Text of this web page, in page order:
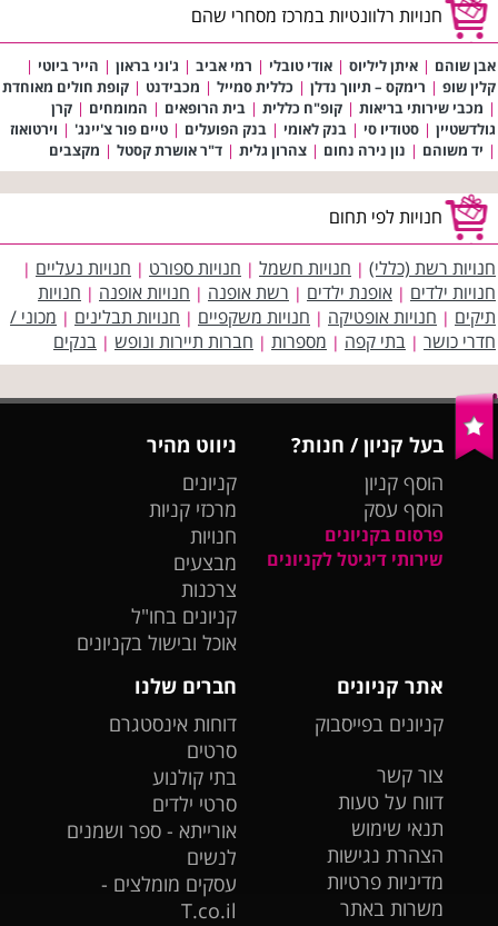
חנויות רלוונטיות במרכז מסחרי שהם
אבן שוהם | איתן ליליוס | אודי טובלי | רמי אביב | ג'וני בראון | הייר ביוטי |
קלין שופ | רימקס – תיווך נדלן | כללית סמייל | מכבידנט | קופת חולים מאוחדת
| מכבי שירותי בריאות | קופ"ח כללית | בית הרופאים | המומחים | קרן
גולדשטיין | סטודיו סי | בנק לאומי | בנק הפועלים | טיים פור צ'יינג' | וירטואוז
| יד משוהם | נון נירה נחום | צהרון גלית | ד"ר אושרת קסטל | מקצבים
חנויות לפי תחום
חנויות רשת (כללי) | חנויות חשמל | חנויות ספורט | חנויות נעליים |
חנויות ילדים | אופנת ילדים | רשת אופנה | חנויות אופנה | חנויות
תיקים | חנויות אופטיקה | חנויות משקפיים | חנויות תבלינים | מכוני /
חדרי כושר | בתי קפה | מספרות | חברות תיירות ונופש | בנקים
בעל קניון / חנות?
הוסף קניון
הוסף עסק
פרסום בקניונים
שירותי דיגיטל לקניונים
ניווט מהיר
קניונים
מרכזי קניות
חנויות
מבצעים
צרכנות
קניונים בחו"ל
אוכל ובישול בקניונים
אתר קניונים
קניונים בפייסבוק
צור קשר
דווח על טעות
תנאי שימוש
הצהרת נגישות
מדיניות פרטיות
משרות באתר
חברים שלנו
דוחות אינסטגרם
סרטים
בתי קולנוע
סרטי ילדים
אורייתא - ספר ושמנים
לנשים
עסקים מומלצים -
T.co.il